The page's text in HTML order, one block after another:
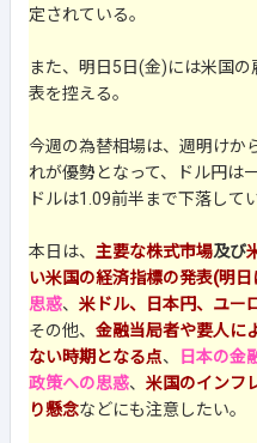
定されている。
また、明日5日(金)には米国
表を控える。
今週の為替相場は、週明けか
れが優勢となって、ドル円は
ドルは1.09前半まで下落して
本日は、 主要な株式市場及び
い米国の経済指標の発表(明
思惑、 米ドル、日本円、ユー
その他、 金融当局者や要人に
ない時期となる点、 日本の金
政策への思惑、 米国のインフ
り懸念などにも注意したい。